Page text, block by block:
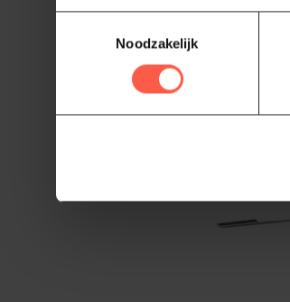
Noodzakelijk
Niet op voorraad